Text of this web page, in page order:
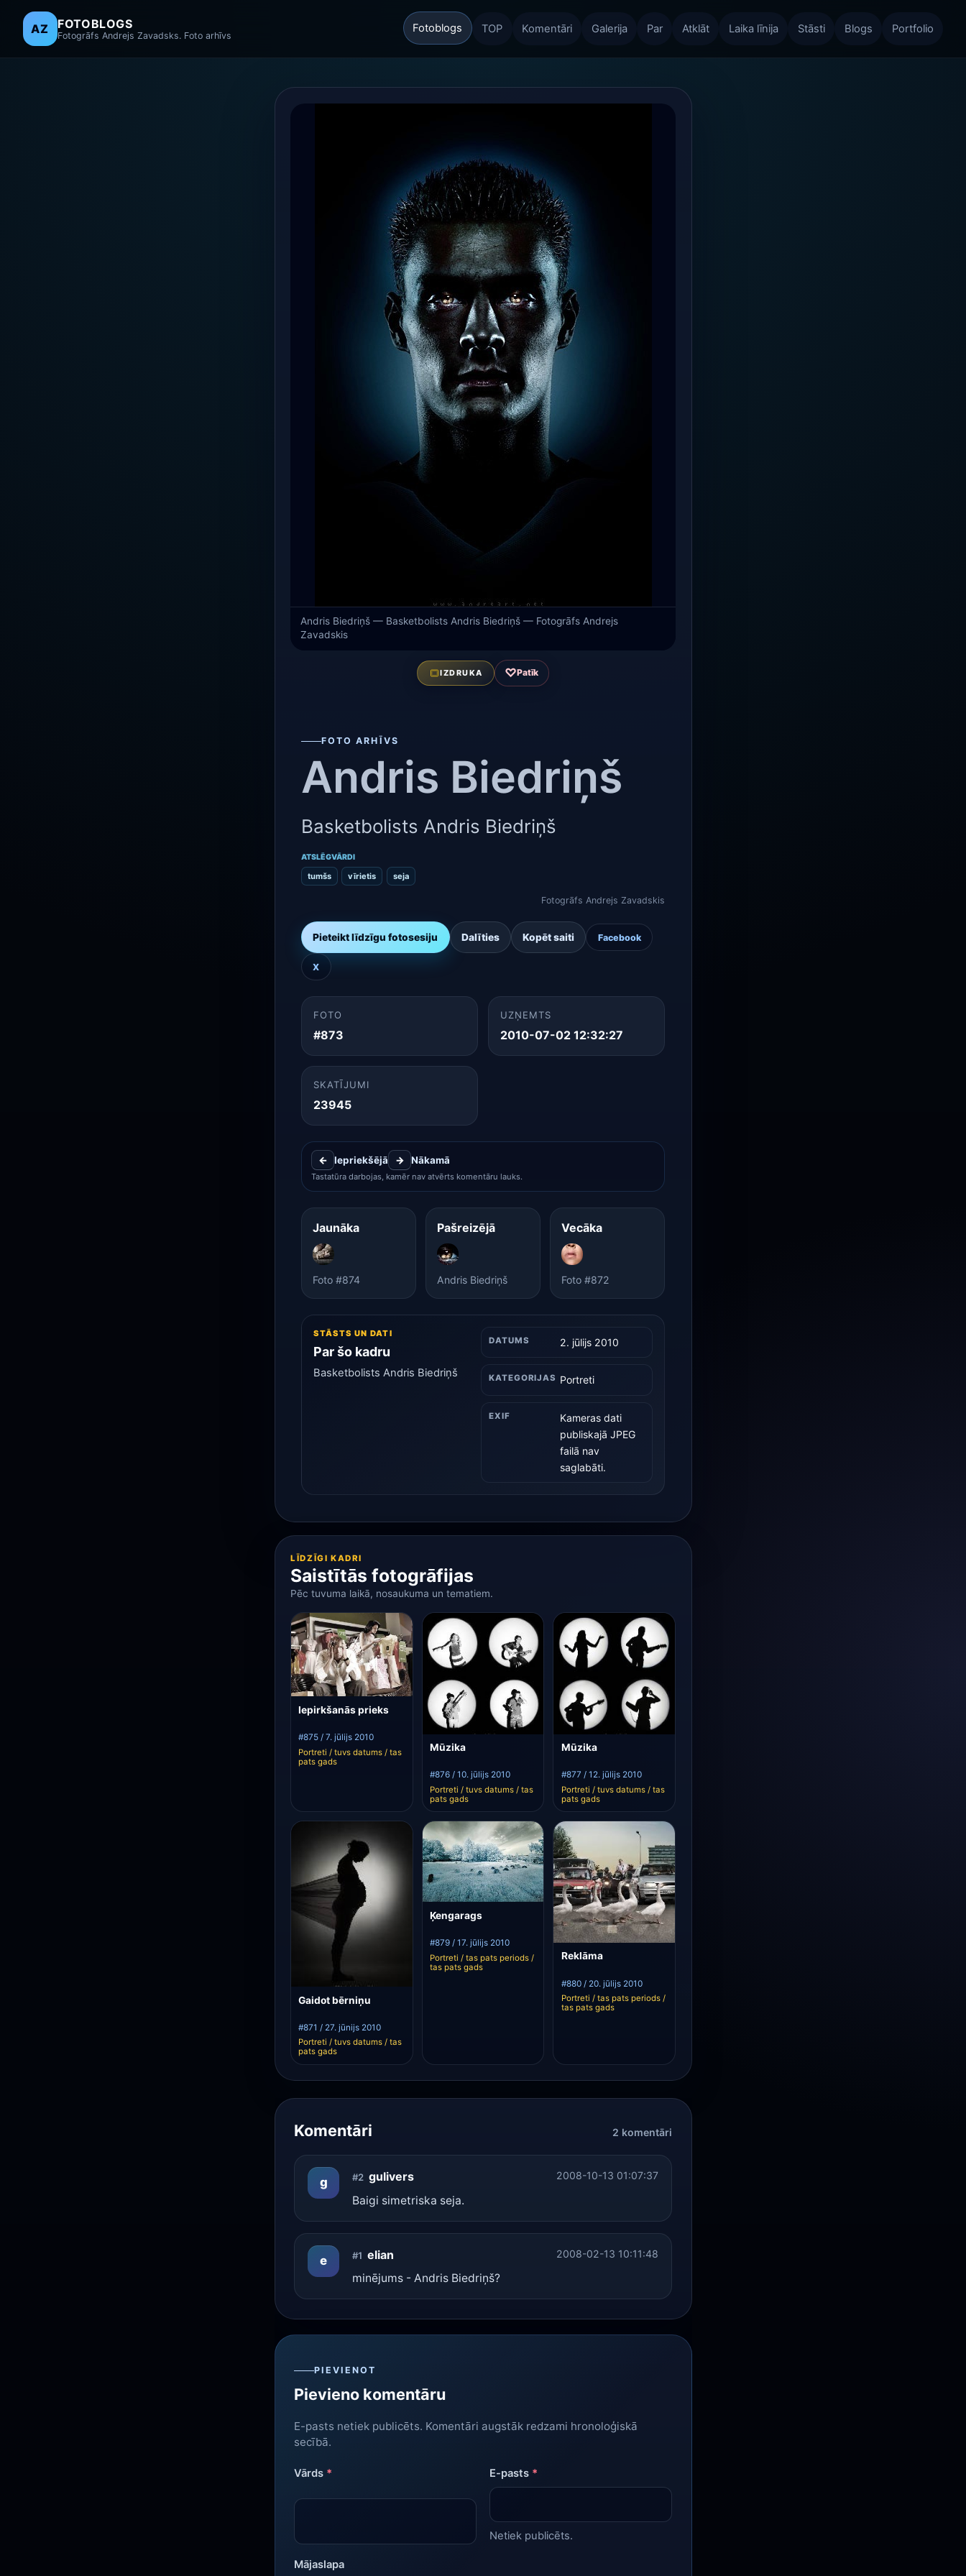
AZ FOTOBLOGS
Fotogrāfs Andrejs Zavadsks. Foto arhīvs
Fotoblogs TOP Komentāri Galerija Par Atklāt Laika līnija Stāsti Blogs Portfolio
Andris Biedriņš — Basketbolists Andris Biedriņš — Fotogrāfs Andrejs
Zavadskis
IZDRUKA ♡Patīk
FOTO ARHĪVS
Andris Biedriņš
Basketbolists Andris Biedriņš
ATSLĒGVĀRDI
tumšs vīrietis seja
Fotogrāfs Andrejs Zavadskis
Pieteikt līdzīgu fotosesiju Dalīties Kopēt saiti Facebook
X
FOTO
#873
UZŅEMTS
2010-07-02 12:32:27
SKATĪJUMI
23945
← Iepriekšējā → Nākamā
Tastatūra darbojas, kamēr nav atvērts komentāru lauks.
Jaunāka
Foto #874
Pašreizējā
Andris Biedriņš
Vecāka
Foto #872
STĀSTS UN DATI
Par šo kadru
Basketbolists Andris Biedriņš
DATUMS 2. jūlijs 2010
KATEGORIJAS Portreti
EXIF
Kameras dati
publiskajā JPEG
failā nav
saglabāti.
LĪDZĪGI KADRI
Saistītās fotogrāfijas
Pēc tuvuma laikā, nosaukuma un tematiem.
Iepirkšanās prieks
#875 / 7. jūlijs 2010
Portreti / tuvs datums / tas
pats gads
Mūzika
#876 / 10. jūlijs 2010
Portreti / tuvs datums / tas
pats gads
Mūzika
#877 / 12. jūlijs 2010
Portreti / tuvs datums / tas
pats gads
Gaidot bērniņu
#871 / 27. jūnijs 2010
Portreti / tuvs datums / tas
pats gads
Ķengarags
#879 / 17. jūlijs 2010
Portreti / tas pats periods /
tas pats gads
Reklāma
#880 / 20. jūlijs 2010
Portreti / tas pats periods /
tas pats gads
Komentāri 2 komentāri
g #2 gulivers 2008-10-13 01:07:37
Baigi simetriska seja.
e #1 elian 2008-02-13 10:11:48
minējums - Andris Biedriņš?
PIEVIENOT
Pievieno komentāru
E-pasts netiek publicēts. Komentāri augstāk redzami hronoloģiskā
secībā.
Vārds * E-pasts *
Netiek publicēts.
Mājaslapa